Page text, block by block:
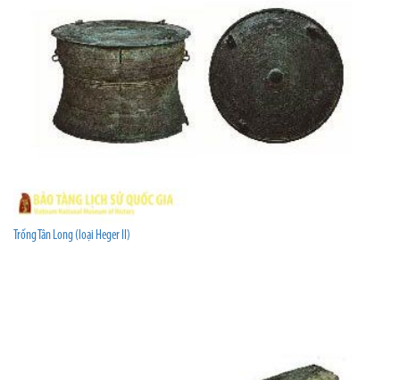
Trống Tân Long (loại Heger II)